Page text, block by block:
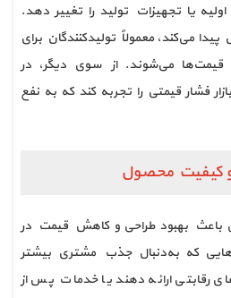
یا تجهیزات تولید را تغییر دهد.
می‌کند، معمولاً تولیدکنندگان برای
قیمت‌ها می‌شوند. از سوی دیگر، در
فشار قیمتی را تجربه کند که به نفع
و کیفیت محصول
باعث بهبود طراحی و کاهش قیمت در
که به‌دنبال جذب مشتری بیشتر
ارائه دهند یا خدمات پس از